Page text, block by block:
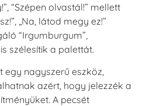
“Szépen olvastál!” mellett
„Na, látod megy ez!”
“Irgumburgum”,
is szélesítik a palettát.
egy nagyszerű eszköz,
azért, hogy jelezzék a
A pecsét